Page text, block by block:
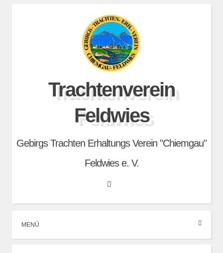
Trachtenverein
Feldwies
Gebirgs Trachten Erhaltungs Verein "Chiemgau"
Feldwies e. V.
Search
MENÜ